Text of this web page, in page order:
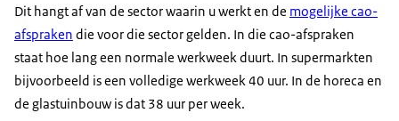
Dit hangt af van de sector waarin u werkt en de mogelijke cao-
afspraken die voor die sector gelden. In die cao-afspraken
staat hoe lang een normale werkweek duurt. In supermarkten
bijvoorbeeld is een volledige werkweek 40 uur. In de horeca en
de glastuinbouw is dat 38 uur per week.